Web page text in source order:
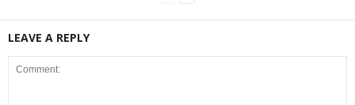
LEAVE A REPLY